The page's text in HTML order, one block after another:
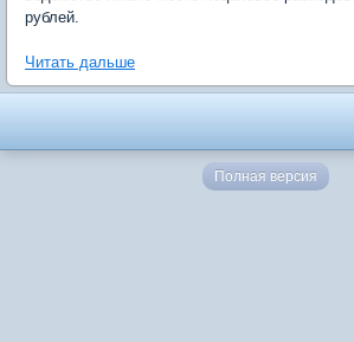
рублей.
Читать дальше
Полная версия